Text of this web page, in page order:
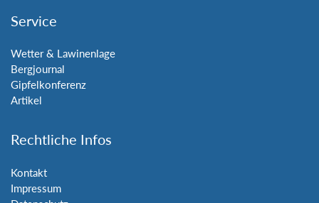
Service
Wetter & Lawinenlage
Bergjournal
Gipfelkonferenz
Artikel
Rechtliche Infos
Kontakt
Impressum